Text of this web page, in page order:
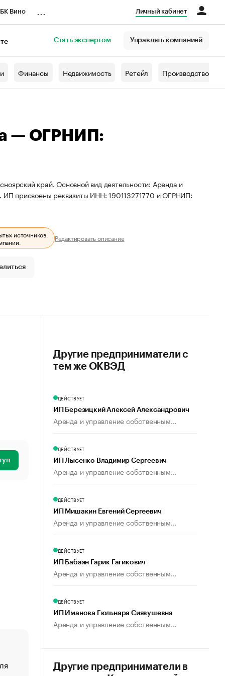
Вино Личный кабинет
Стать экспертом Управлять компанией
Финансы Недвижимость Ретейл Производство
— ОГРНИП:
край. Основной вид деятельности: Аренда и
присвоены реквизиты ИНН: 190113271770 и ОГРНИП:
источников.
Редактировать описание
«От спорта тело стареет иначе». Как живет глава
Другие предприниматели с
тем же ОКВЭД
ДЕЙСТВУЕТ
ИП Березицкий Алексей Александрович
Аренда и управление собственным...
ДЕЙСТВУЕТ
ИП Лысенко Владимир Сергеевич
Аренда и управление собственным...
ДЕЙСТВУЕТ
ИП Мишакин Евгений Сергеевич
Аренда и управление собственным...
ДЕЙСТВУЕТ
ИП Бабаян Гарик Гагикович
Аренда и управление собственным...
ДЕЙСТВУЕТ
ИП Иманова Гюльнара Сиявушевна
Аренда и управление собственным...
Другие предприниматели в